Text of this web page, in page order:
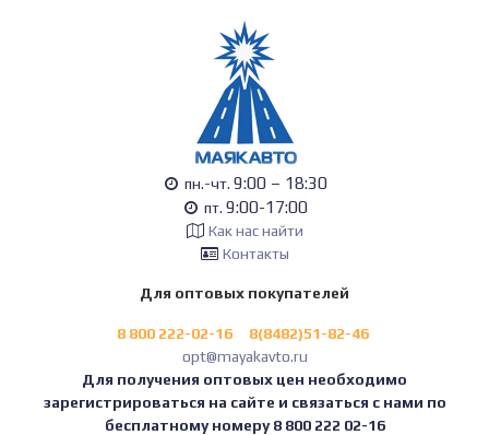
пн.-чт. 9:00 – 18:30
пт. 9:00-17:00
Как нас найти
Контакты
Для оптовых покупателей
8 800 222-02-16
8(8482)51-82-46
opt@mayakavto.ru
Для получения оптовых цен необходимо
зарегистрироваться на сайте и связаться с нами по
бесплатному номеру 8 800 222 02-16